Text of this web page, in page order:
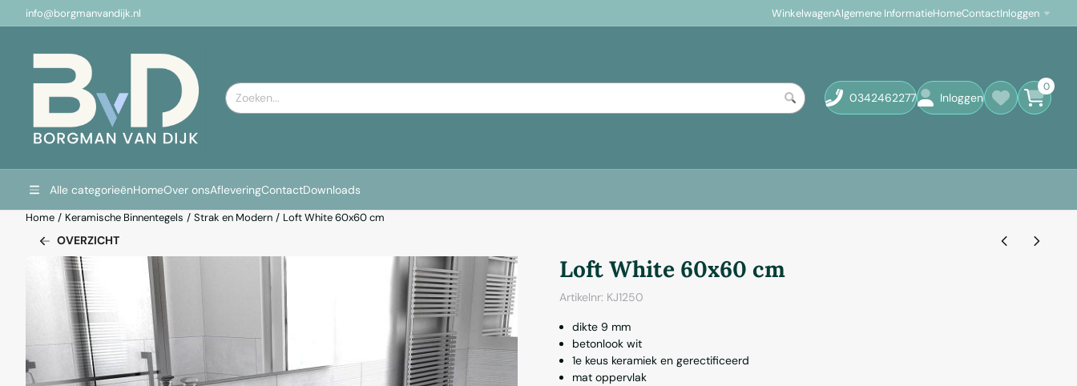
Cookievoorkeuren zijn momenteel gesloten.
info@borgmanvandijk.nl WinkelwagenAlgemene InformatieHomeContactInloggen
Zoeken
0342462277 Inloggen
0
Alle categorieënHomeOver onsAfleveringContactDownloads
Home / Keramische Binnentegels / Strak en Modern / Loft White 60x60 cm
OVERZICHT
Loft White 60x60 cm
Artikelnr: KJ1250
dikte 9 mm
betonlook wit
1e keus keramiek en gerectificeerd
mat oppervlak